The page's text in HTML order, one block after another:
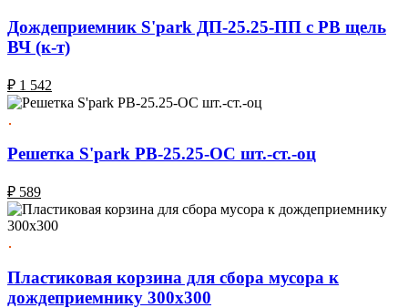
Дождеприемник S'park ДП-25.25-ПП с РВ щель
ВЧ (к-т)
₽ 1 542
Решетка S'park РВ-25.25-ОС шт.-ст.-оц
₽ 589
Пластиковая корзина для сбора мусора к
дождеприемнику 300х300